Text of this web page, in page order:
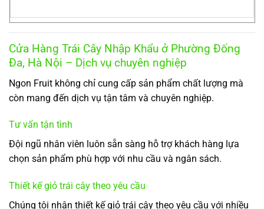
Cửa Hàng Trái Cây Nhập Khẩu ở Phường Đống
Đa, Hà Nội – Dịch vụ chuyên nghiệp
Ngon Fruit không chỉ cung cấp sản phẩm chất lượng mà
còn mang đến dịch vụ tận tâm và chuyên nghiệp.
Tư vấn tận tình
Đội ngũ nhân viên luôn sẵn sàng hỗ trợ khách hàng lựa
chọn sản phẩm phù hợp với nhu cầu và ngân sách.
Thiết kế giỏ trái cây theo yêu cầu
Chúng tôi nhận thiết kế giỏ trái cây theo yêu cầu với nhiều